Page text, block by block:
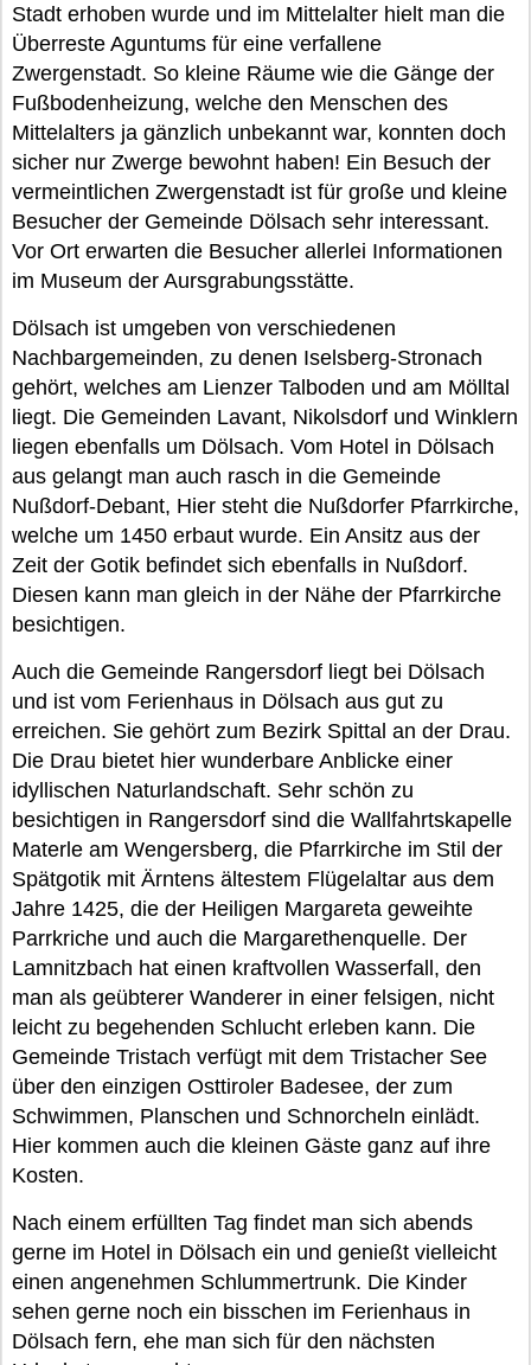
Stadt erhoben wurde und im Mittelalter hielt man die
Überreste Aguntums für eine verfallene
Zwergenstadt. So kleine Räume wie die Gänge der
Fußbodenheizung, welche den Menschen des
Mittelalters ja gänzlich unbekannt war, konnten doch
sicher nur Zwerge bewohnt haben! Ein Besuch der
vermeintlichen Zwergenstadt ist für große und kleine
Besucher der Gemeinde Dölsach sehr interessant.
Vor Ort erwarten die Besucher allerlei Informationen
im Museum der Aursgrabungsstätte.
Dölsach ist umgeben von verschiedenen
Nachbargemeinden, zu denen Iselsberg-Stronach
gehört, welches am Lienzer Talboden und am Mölltal
liegt. Die Gemeinden Lavant, Nikolsdorf und Winklern
liegen ebenfalls um Dölsach. Vom Hotel in Dölsach
aus gelangt man auch rasch in die Gemeinde
Nußdorf-Debant, Hier steht die Nußdorfer Pfarrkirche,
welche um 1450 erbaut wurde. Ein Ansitz aus der
Zeit der Gotik befindet sich ebenfalls in Nußdorf.
Diesen kann man gleich in der Nähe der Pfarrkirche
besichtigen.
Auch die Gemeinde Rangersdorf liegt bei Dölsach
und ist vom Ferienhaus in Dölsach aus gut zu
erreichen. Sie gehört zum Bezirk Spittal an der Drau.
Die Drau bietet hier wunderbare Anblicke einer
idyllischen Naturlandschaft. Sehr schön zu
besichtigen in Rangersdorf sind die Wallfahrtskapelle
Materle am Wengersberg, die Pfarrkirche im Stil der
Spätgotik mit Ärntens ältestem Flügelaltar aus dem
Jahre 1425, die der Heiligen Margareta geweihte
Parrkriche und auch die Margarethenquelle. Der
Lamnitzbach hat einen kraftvollen Wasserfall, den
man als geübterer Wanderer in einer felsigen, nicht
leicht zu begehenden Schlucht erleben kann. Die
Gemeinde Tristach verfügt mit dem Tristacher See
über den einzigen Osttiroler Badesee, der zum
Schwimmen, Planschen und Schnorcheln einlädt.
Hier kommen auch die kleinen Gäste ganz auf ihre
Kosten.
Nach einem erfüllten Tag findet man sich abends
gerne im Hotel in Dölsach ein und genießt vielleicht
einen angenehmen Schlummertrunk. Die Kinder
sehen gerne noch ein bisschen im Ferienhaus in
Dölsach fern, ehe man sich für den nächsten